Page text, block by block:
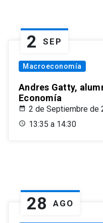
2 SEP
Macroeconomía
Andres Gatty,
Economía
2 de Septiembre de
13:35 a 14:30
28 AGO